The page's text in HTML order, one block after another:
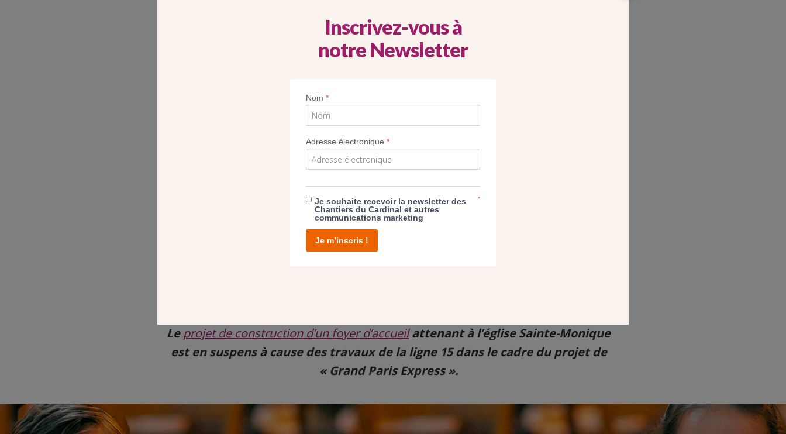
Le projet de construction d’un foyer d’accueilattenant à l’église Sainte-Monique
est en suspens à cause des travaux de la ligne 15 dans le cadre du projet de
« Grand Paris Express ».
Inscrivez-vous à
notre Newsletter
Nom*
Adresse électronique*
Je souhaite recevoir la newsletter des
Chantiers du Cardinal et autres
communications marketing
*
Je m’inscris !